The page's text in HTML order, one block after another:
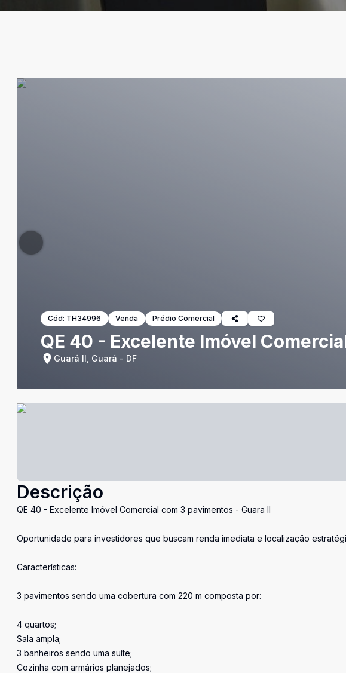
Cód: TH34996 Venda Prédio Comercial
QE 40 - Excelente Imóvel
Guará II, Guará - DF
Descrição
QE 40 - Excelente Imóvel Comercial com 3 pavimentos - Guara II
Oportunidade para investidores que buscam renda imediata e localização
Características:
3 pavimentos sendo uma cobertura com 220 m composta por:
4 quartos;
Sala ampla;
3 banheiros sendo uma suíte;
Cozinha com armários planejados;